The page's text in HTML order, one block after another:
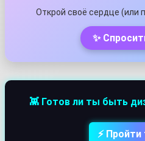
Открой своё сердце (или
✨
👾 Готов ли ты быть
⚡ Пройти